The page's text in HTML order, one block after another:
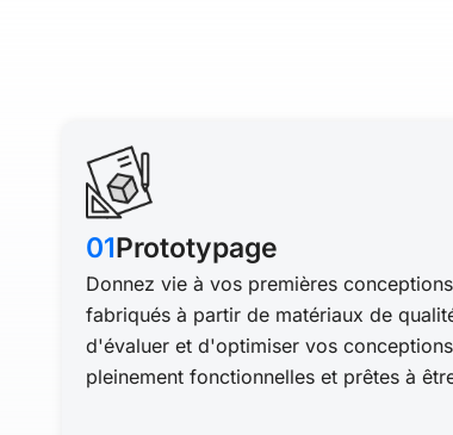
01Prototypage
Donnez vie à vos premières
fabriqués à partir de matériaux de
d'évaluer et d'optimiser vos
pleinement fonctionnelles et prêtes à